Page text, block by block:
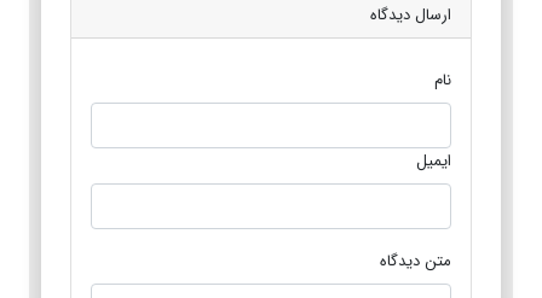
ارسال دیدگاه
نام
ایمیل
متن دیدگاه